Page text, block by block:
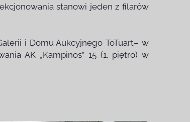
stanowi jeden z filarów
i Domu Aukcyjnego ToTuart– w
AK „Kampinos” 15 (1. piętro) w